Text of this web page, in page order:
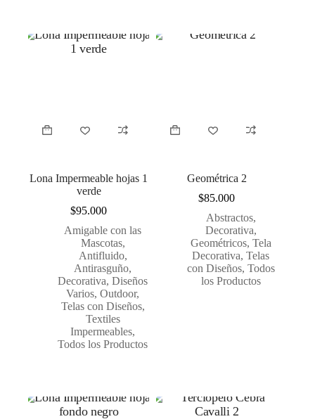
Lona Impermeable hojas 1
verde
$95.000
Amigable con las
Mascotas,
Antifluido,
Antirasguño,
Decorativa,Diseños
Varios,Outdoor,
Telas con Diseños,
Textiles
Impermeables,
Todos los Productos
Geométrica 2
$85.000
Abstractos,
Decorativa,
Geométricos, Tela
Decorativa,Telas
con Diseños, Todos
los Productos